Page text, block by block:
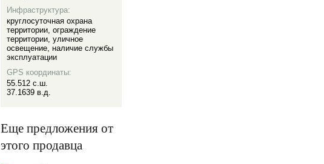
Инфраструктура:
круглосуточная охрана
территории, ограждение
территории, уличное
освещение, наличие службы
эксплуатации
GPS координаты:
55.512 с.ш.
37.1639 в.д.
Еще предложения от
этого продавца